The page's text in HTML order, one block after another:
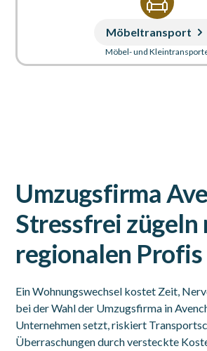
Möbeltransport
Möbel- und
Umzugsfirma
Stressfrei zügeln
regionalen Profis
Ein Wohnungswechsel kostet Zeit,
bei der Wahl der Umzugsfirma in
Unternehmen setzt, riskiert
Überraschungen durch versteckte